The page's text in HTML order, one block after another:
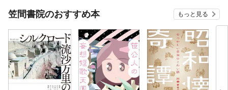
笠間書院のおすすめ本 もっと見る